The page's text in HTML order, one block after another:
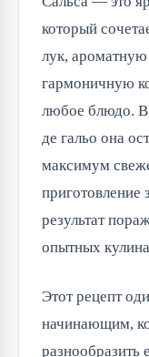
который
лук,
гармоничную
любое блюдо. В
де гальо она
максимум
приготовление
результат
опытных
Этот рецепт
начинающим,
разнообразить